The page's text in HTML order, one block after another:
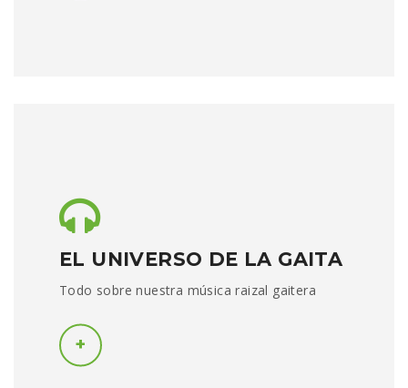
EL UNIVERSO DE LA GAITA
Todo sobre nuestra música raizal gaitera